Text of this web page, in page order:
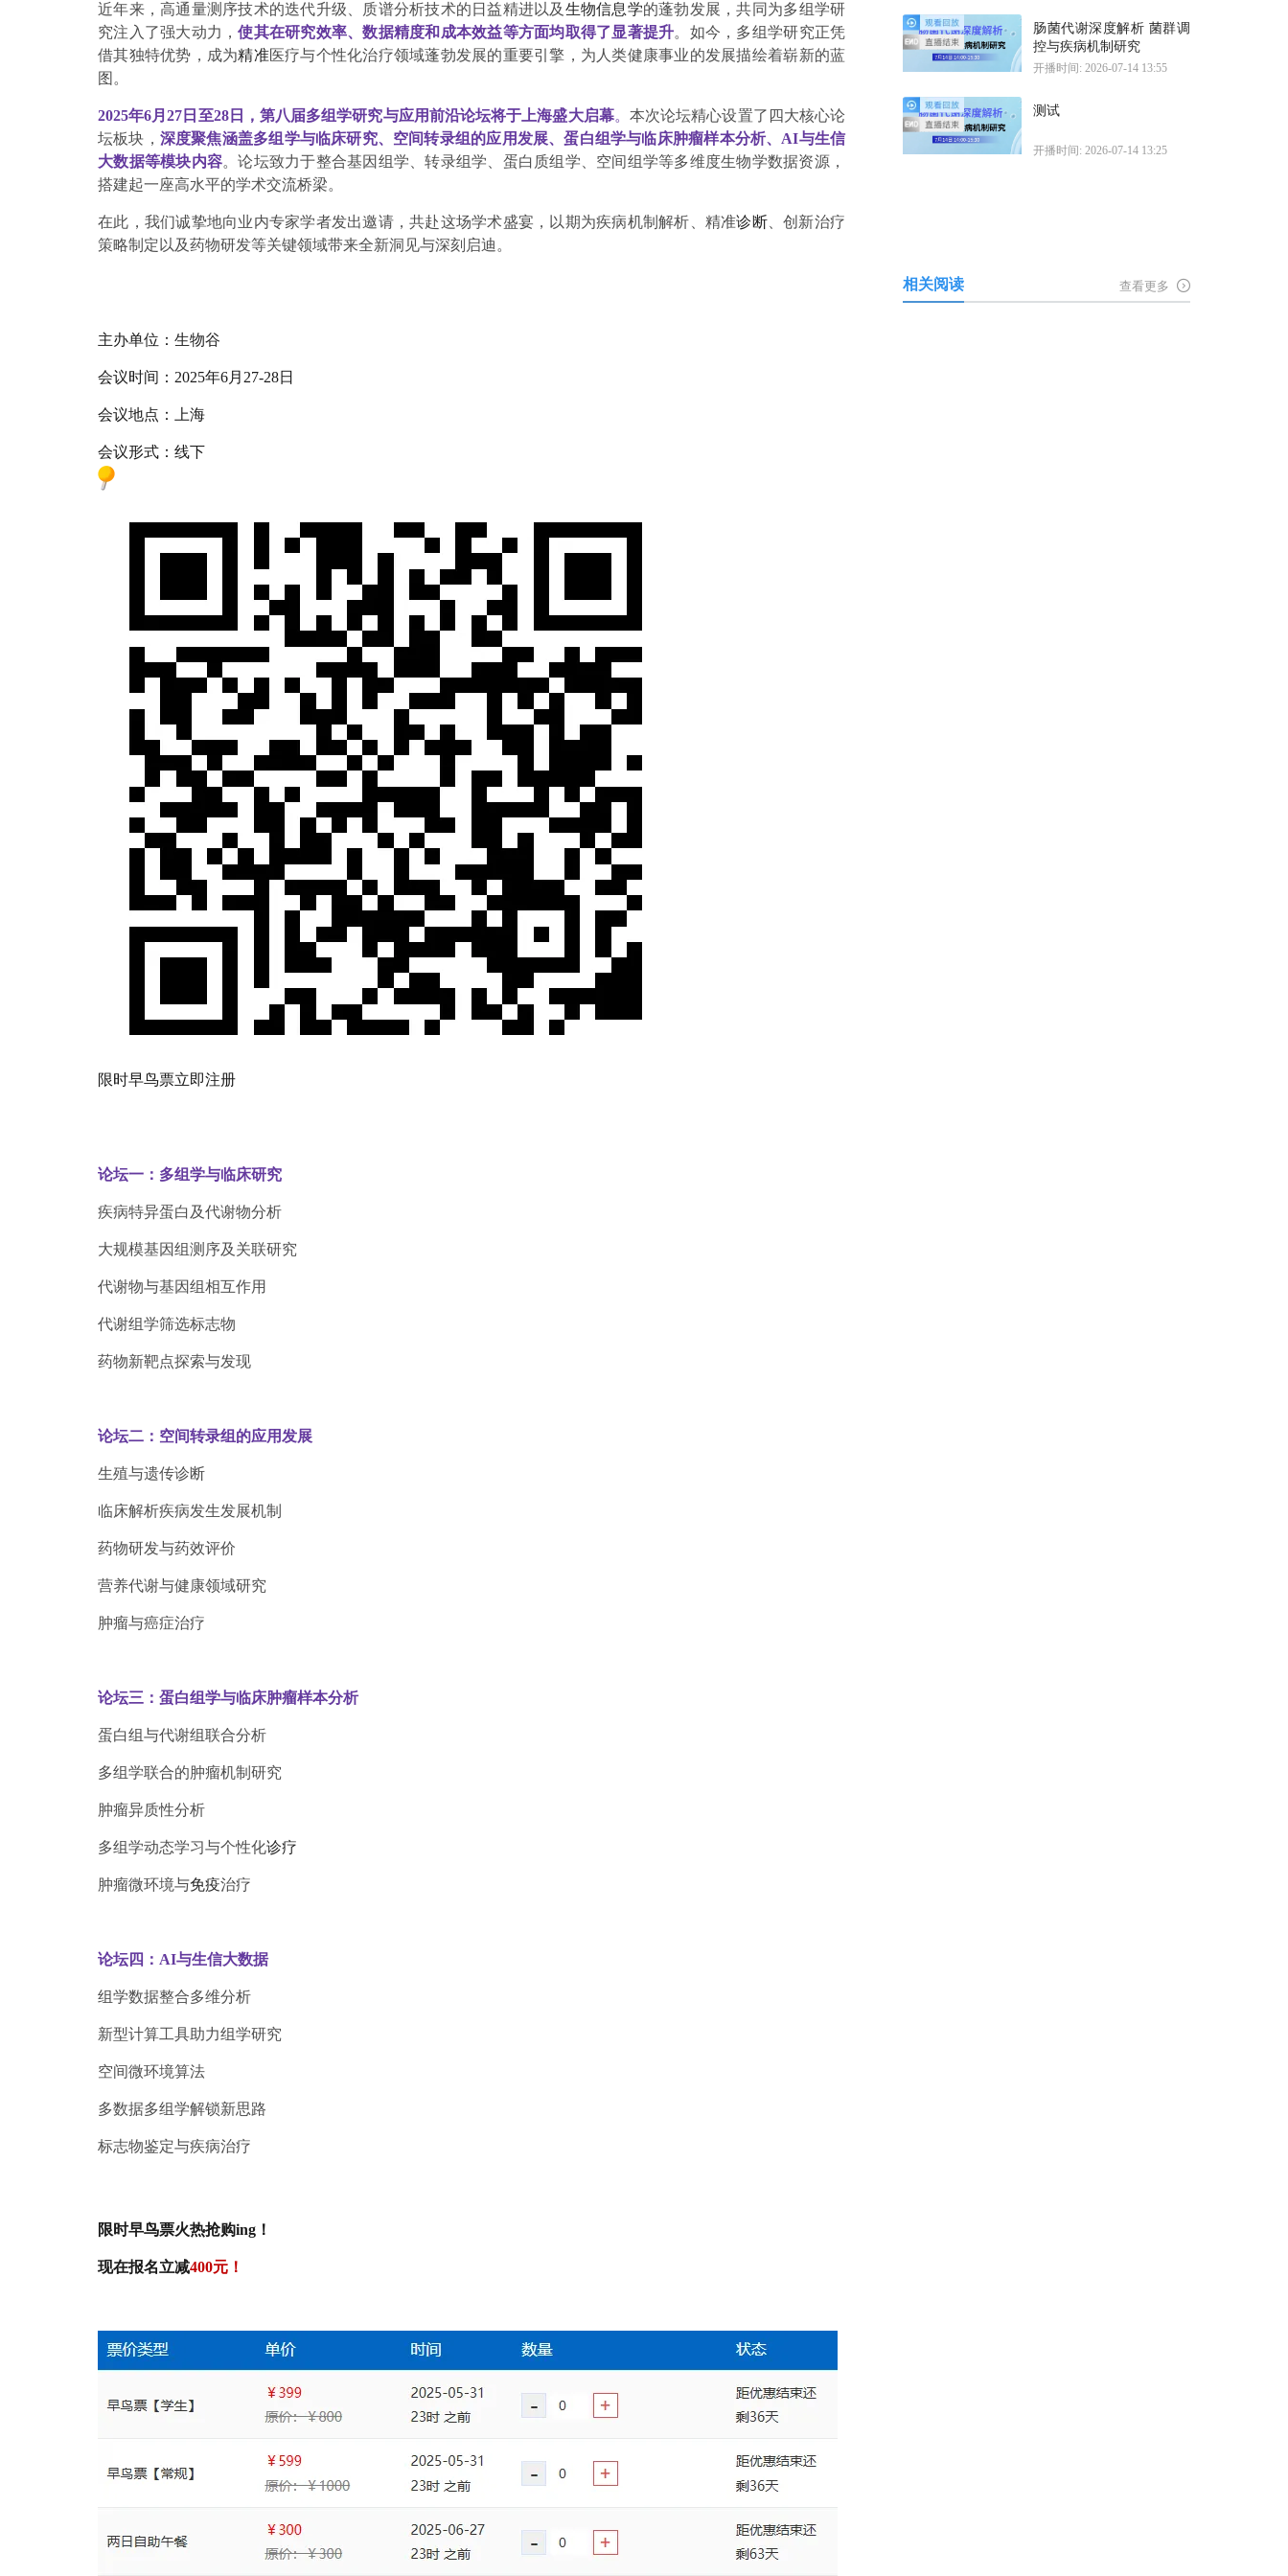
近年来，高通量测序技术的迭代升级、质谱分析技术的日益精进以及 生物信息学的蓬勃发展 ，共同为多组学研
究注入了强大动力，使其在研究效率、数据精度和成本效益等方面均取得了显著提升。如今，多组学研究正凭
借其独特优势，成为精准医疗与个性化治疗领域蓬勃发展的重要引擎，为人类健康事业的发展描绘着崭新的蓝
图。
2025年6月27日至28日，第八届多组学研究与应用前沿论坛将于上海盛大启幕。 本次论坛精心设置了四大核心论
坛板块， 深度聚焦涵盖多组学与临床研究、空间转录组的应用发展、蛋白组学与临床肿瘤样本分析、AI与生信
大数据等模块内容。论坛致力于整合基因组学、转录组学、蛋白质组学、空间组学等多维度生物学数据资源，
搭建起一座高水平的学术交流桥梁。
在此，我们诚挚地向业内专家学者发出邀请，共赴这场学术盛宴，以期为疾病机制解析、精准诊断、创新治疗
策略制定以及药物研发等关键领域带来全新洞见与深刻启迪。
主办单位： 生物谷
会议时间：2025年6月27-28日
会议地点：上海
会议形式：线下
限时早鸟票立即注册
论坛一：多组学与临床研究
疾病特异蛋白及代谢物分析
大规模基因组测序及关联研究
代谢物与基因组相互作用
代谢组学筛选标志物
药物新靶点探索与发现
论坛二：空间转录组的应用发展
生殖与遗传诊断
临床解析疾病发生发展机制
药物研发与药效评价
营养代谢与健康领域研究
肿瘤与癌症治疗
论坛三：蛋白组学与临床肿瘤样本分析
蛋白组与代谢组联合分析
多组学联合的肿瘤机制研究
肿瘤异质性分析
多组学动态学习与个性化诊疗
肿瘤微环境与免疫治疗
论坛四：AI与生信大数据
组学数据整合多维分析
新型计算工具助力组学研究
空间微环境算法
多数据多组学解锁新思路
标志物鉴定与疾病治疗
限时早鸟票火热抢购ing！
现在报名立减400元！
肠菌代谢深度解析 菌群调
控与疾病机制研究
开播时间: 2026-07-14 13:55
测试
开播时间: 2026-07-14 13:25
相关阅读 查看更多